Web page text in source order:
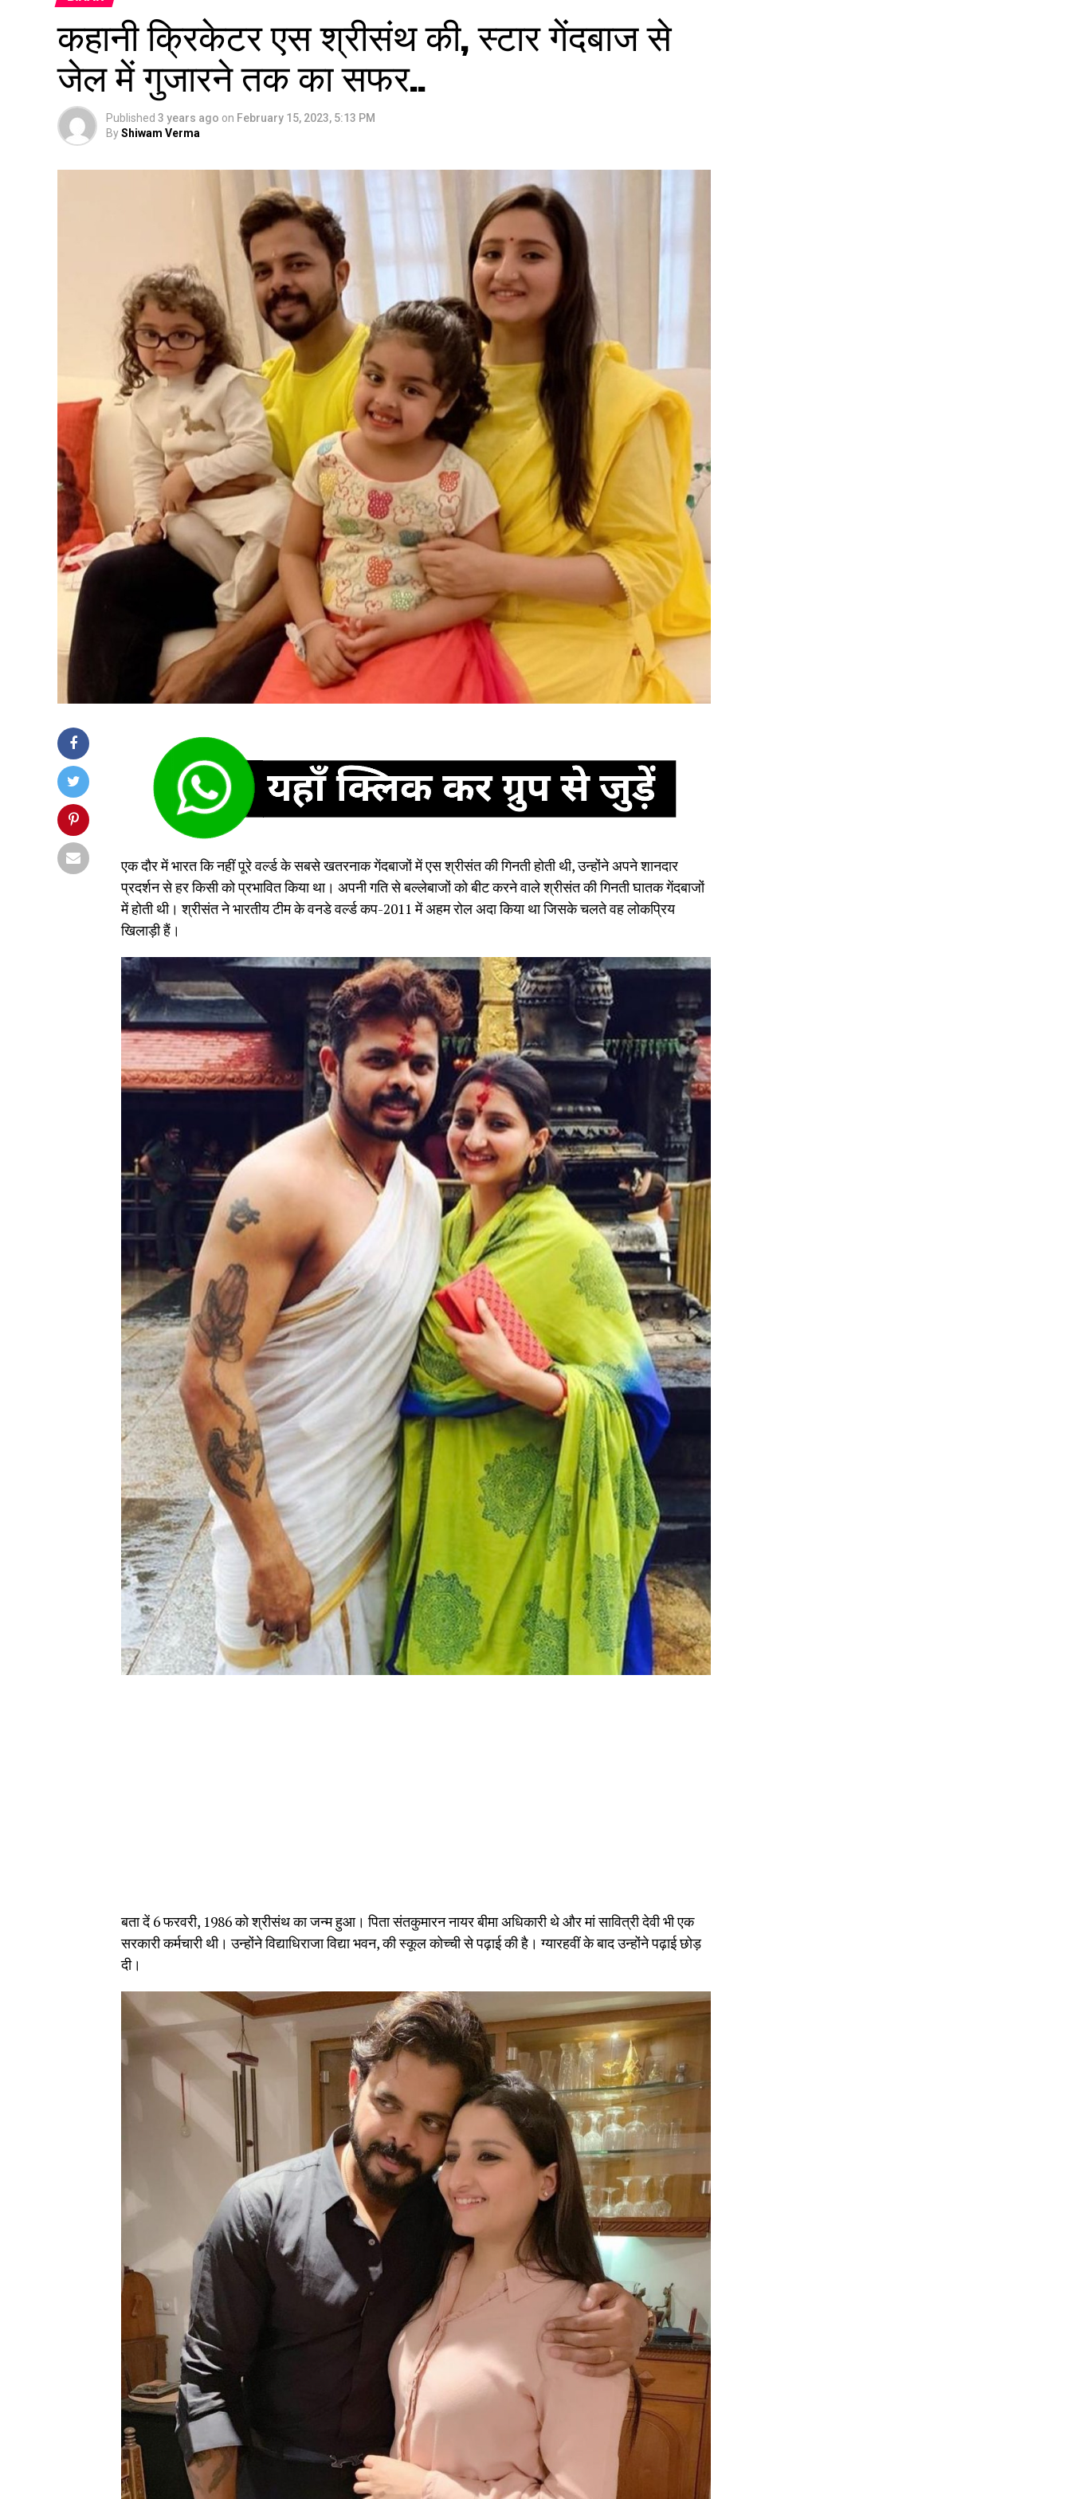
कहानी क्रिकेटर एस श्रीसंथ की, स्टार गेंदबाज से
जेल में गुजारने तक का सफर..
Published 3 years ago on February 15, 2023, 5:13 PM
ByShiwam Verma
एक दौर में भारत कि नहीं पूरे वर्ल्ड के सबसे खतरनाक गेंदबाजों में एस श्रीसंत की गिनती होती थी, उन्होंने अपने शानदार
प्रदर्शन से हर किसी को प्रभावित किया था। अपनी गति से बल्लेबाजों को बीट करने वाले श्रीसंत की गिनती घातक गेंदबाजों
में होती थी। श्रीसंत ने भारतीय टीम के वनडे वर्ल्ड कप-2011 में अहम रोल अदा किया था जिसके चलते वह लोकप्रिय
खिलाड़ी हैं।
बता दें 6 फरवरी, 1986 को श्रीसंथ का जन्म हुआ। पिता संतकुमारन नायर बीमा अधिकारी थे और मां सावित्री देवी भी एक
सरकारी कर्मचारी थी। उन्होंने विद्याधिराजा विद्या भवन, की स्कूल कोच्ची से पढ़ाई की है। ग्यारहवीं के बाद उन्होंने पढ़ाई छोड़
दी।